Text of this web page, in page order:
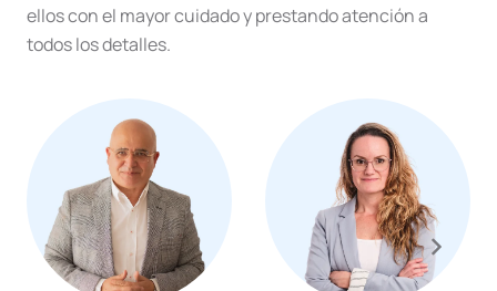
ellos con el mayor cuidado y prestando atención a
todos los detalles.